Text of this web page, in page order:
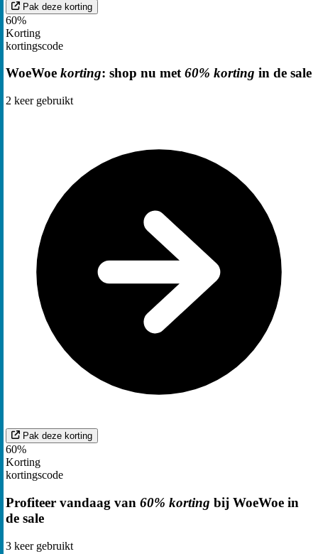
Pak deze korting
60%
Korting
kortingscode
WoeWoe korting: shop nu met60% korting in de sale
2 keer gebruikt
Pak deze korting
60%
Korting
kortingscode
Profiteer vandaag van 60% korting bij WoeWoe in
de sale
3 keer gebruikt